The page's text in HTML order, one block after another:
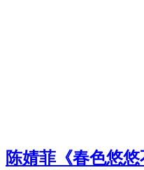
陈婧菲《春色悠